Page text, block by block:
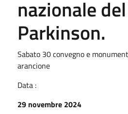
nazionale del
Parkinson.
Sabato 30 convegno e
arancione
Data :
29 novembre 2024